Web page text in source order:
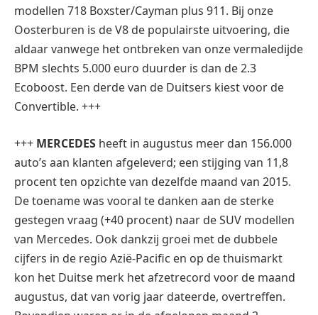
modellen 718 Boxster/Cayman plus 911. Bij onze
Oosterburen is de V8 de populairste uitvoering, die
aldaar vanwege het ontbreken van onze vermaledijde
BPM slechts 5.000 euro duurder is dan de 2.3
Ecoboost. Een derde van de Duitsers kiest voor de
Convertible. +++
+++ MERCEDES heeft in augustus meer dan 156.000
auto’s aan klanten afgeleverd; een stijging van 11,8
procent ten opzichte van dezelfde maand van 2015.
De toename was vooral te danken aan de sterke
gestegen vraag (+40 procent) naar de SUV modellen
van Mercedes. Ook dankzij groei met de dubbele
cijfers in de regio Azië-Pacific en op de thuismarkt
kon het Duitse merk het afzetrecord voor de maand
augustus, dat van vorig jaar dateerde, overtreffen.